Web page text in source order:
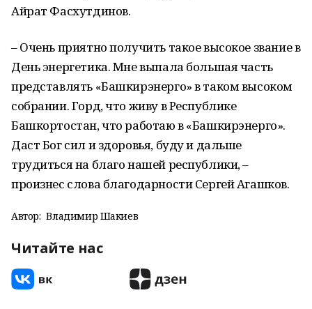
Айрат Фасхутдинов.
– Очень приятно получить такое высокое звание в
День энергетика. Мне выпала большая часть
представлять «Башкирэнерго» в таком высоком
собрании. Горд, что живу в Республике
Башкортостан, что работаю в «Башкирэнерго».
Даст Бог сил и здоровья, буду и дальше
трудиться на благо нашей республики, –
произнес слова благодарности Сергей Агашков.
Автор: Владимир Шакиев
Читайте нас